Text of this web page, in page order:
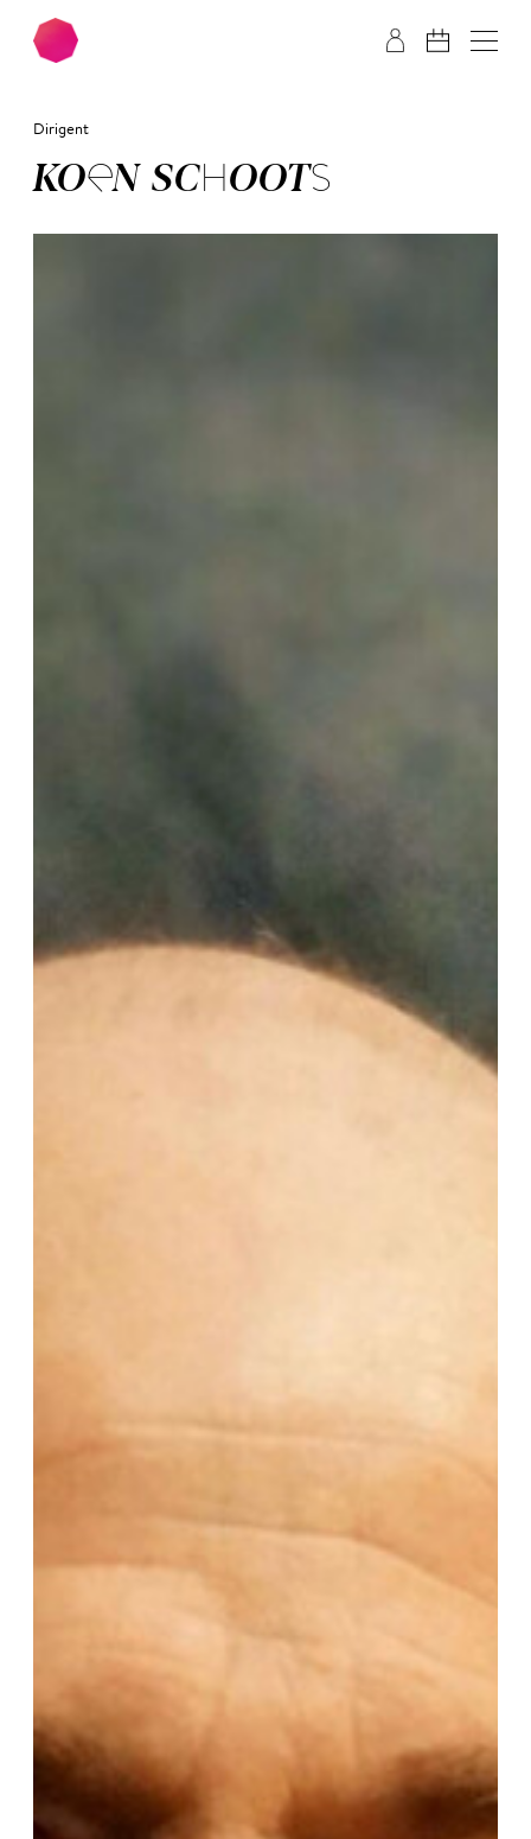
Zum Hauptinhalt springen Zum Footer springen
Dirigent
KOEN SCHOOTS